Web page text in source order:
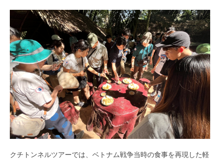
クチトンネルツアーでは、ベトナム戦争当時の食事を再現した軽